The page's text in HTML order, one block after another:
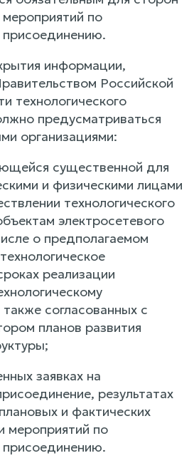
по
присоединению.
информации,
Российской
технологического
предусматриваться
организациями:
существенной для
и физическими лицами
технологического
электросетевого
о предполагаемом
реализации
согласованных с
планов развития
заявках на
результатах
и фактических
мероприятий по
присоединению.